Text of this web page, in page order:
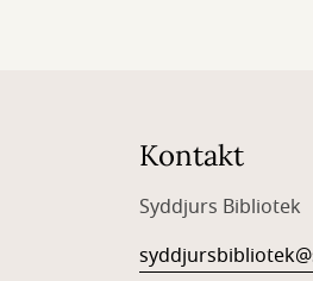
Kontakt
Syddjurs Bibliotek